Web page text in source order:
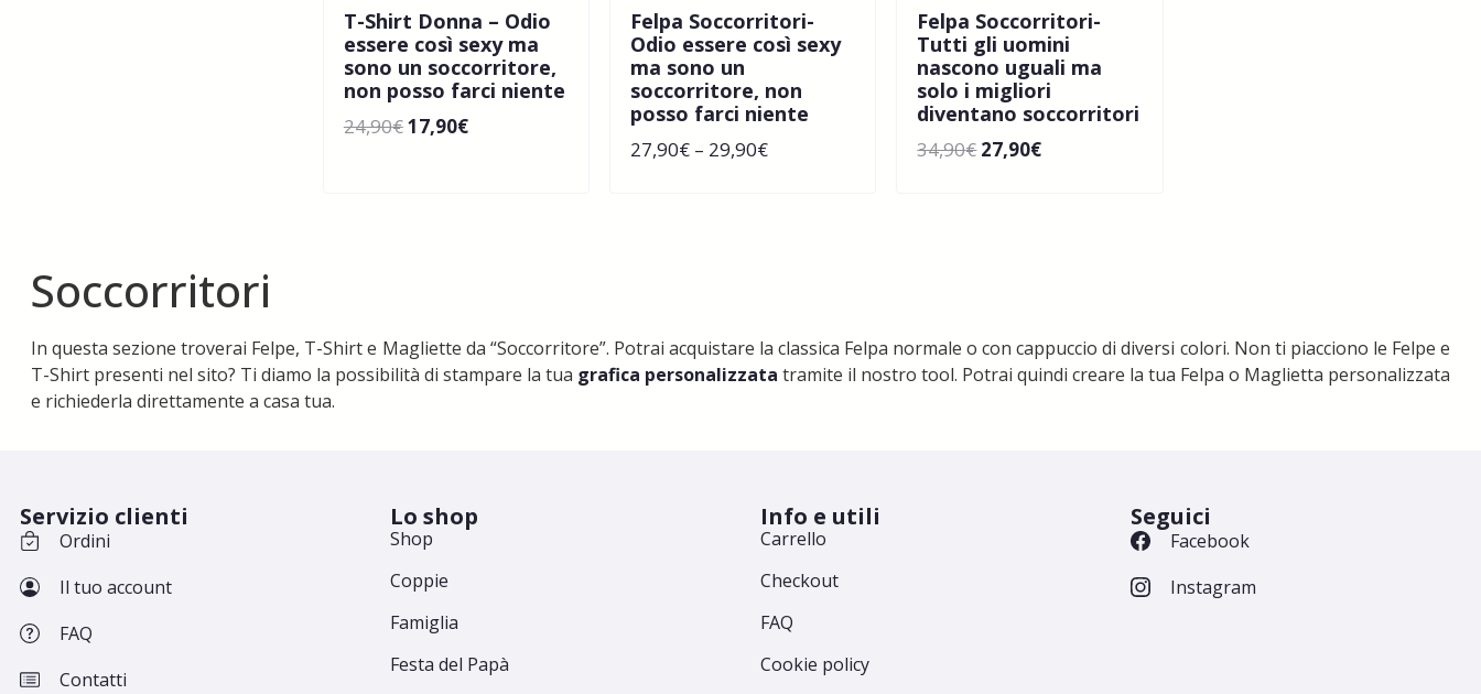
T-Shirt Donna – Odio
essere così sexy ma
sono un soccorritore,
non posso farci niente
24,90€17,90€
Felpa Soccorritori-
Odio essere così sexy
ma sono un
soccorritore, non
posso farci niente
27,90€ – 29,90€
Felpa Soccorritori-
Tutti gli uomini
nascono uguali ma
solo i migliori
diventano soccorritori
34,90€ 27,90€
Soccorritori
In questa sezione troverai Felpe, T-Shirt e Magliette da “Soccorritore”. Potrai acquistare la classica Felpa normale o con cappuccio di diversi colori. Non ti piacciono le Felpe e
T-Shirt presenti nel sito? Ti diamo la possibilità di stampare la tua grafica personalizzata tramite il nostro tool. Potrai quindi creare la tua Felpa o Maglietta personalizzata
e richiederla direttamente a casa tua.
Servizio clienti
Ordini
Il tuo account
FAQ
Contatti
Lo shop
Shop
Coppie
Famiglia
Festa del Papà
Info e utili
Carrello
Checkout
FAQ
Cookie policy
Seguici
Facebook
Instagram